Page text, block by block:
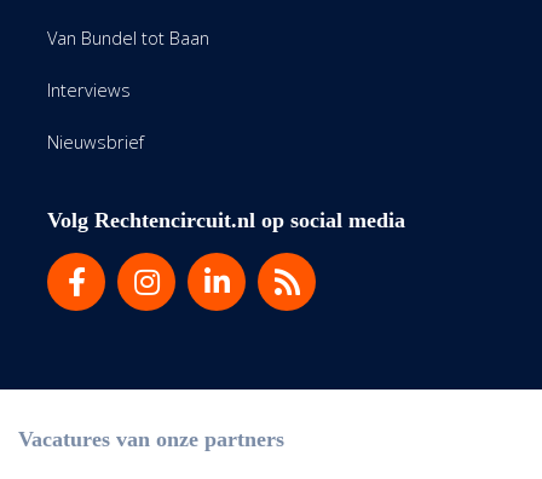
Van Bundel tot Baan
Interviews
Nieuwsbrief
Volg Rechtencircuit.nl op social media
Vacatures van onze partners